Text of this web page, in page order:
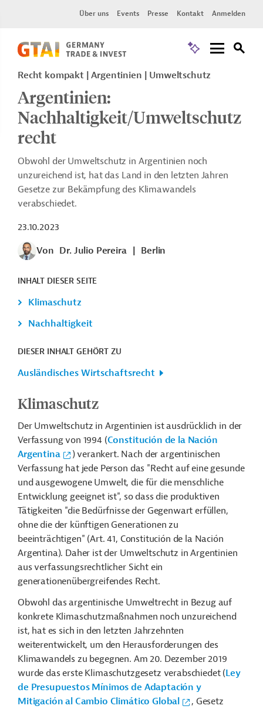
Über uns Events Presse Kontakt Anmelden
Recht kompakt | Argentinien | Umweltschutz
Argentinien:
Nachhaltigkeit/Umweltschutz
recht
Obwohl der Umweltschutz in Argentinien noch
unzureichend ist, hat das Land in den letzten Jahren
Gesetze zur Bekämpfung des Klimawandels
verabschiedet.
23.10.2023
Von Dr. Julio Pereira Berlin
INHALT DIESER SEITE
Klimaschutz
Nachhaltigkeit
DIESER INHALT GEHÖRT ZU
Ausländisches Wirtschaftsrecht
Klimaschutz
Der Umweltschutz in Argentinien ist ausdrücklich in der
Verfassung von 1994 (Constitución de la Nación
Argentina
) verankert. Nach der argentinischen
Verfassung hat jede Person das "Recht auf eine gesunde
und ausgewogene Umwelt, die für die menschliche
Entwicklung geeignet ist", so dass die produktiven
Tätigkeiten "die Bedürfnisse der Gegenwart erfüllen,
ohne die der künftigen Generationen zu
beeinträchtigen" (Art. 41, Constitución de la Nación
Argentina). Daher ist der Umweltschutz in Argentinien
aus verfassungsrechtlicher Sicht ein
generationenübergreifendes Recht.
Obwohl das argentinische Umweltrecht in Bezug auf
konkrete Klimaschutzmaßnahmen noch unzureichend
ist, hat es sich in den letzten Jahrzehnten
weiterentwickelt, um den Herausforderungen des
Klimawandels zu begegnen. Am 20. Dezember 2019
wurde das erste Klimaschutzgesetz verabschiedet (Ley
de Presupuestos Mínimos de Adaptación y
Mitigación al Cambio Climático Global
, Gesetz